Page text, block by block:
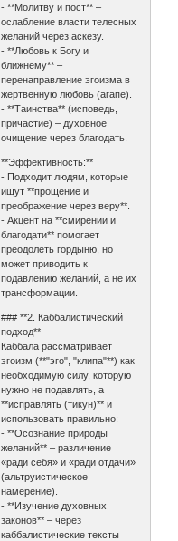
- **Молитву и пост** –
ослабление власти телесных
желаний через аскезу.
- **Любовь к Богу и
ближнему** –
перенаправление эгоизма в
жертвенную любовь (агапе).
- **Таинства** (исповедь,
причастие) – духовное
очищение через благодать.
**Эффективность:**
- Подходит людям, которые
ищут **прощение и
преображение через веру**.
- Акцент на **смирении и
благодати** помогает
преодолеть гордыню, но
может приводить к
подавлению желаний, а не их
трансформации.
### **2. Каббалистический
подход**
Каббала рассматривает
эгоизм (**"эго", "клипа"**) как
необходимую силу, которую
нужно не подавлять, а
**исправлять (тикун)** и
использовать правильно:
- **Осознание природы
желаний** – различение
«ради себя» и «ради отдачи»
(альтруистическое
намерение).
- **Изучение духовных
законов** – через
каббалистические тексты